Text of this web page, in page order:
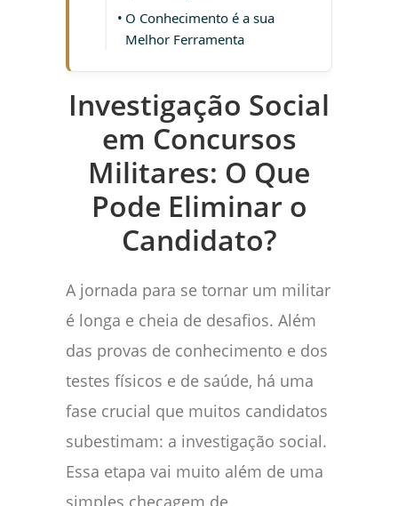
O Conhecimento é a sua
Melhor Ferramenta
Investigação Social
em Concursos
Militares: O Que
Pode Eliminar o
Candidato?
A jornada para se tornar um militar
é longa e cheia de desafios. Além
das provas de conhecimento e dos
testes físicos e de saúde, há uma
fase crucial que muitos candidatos
subestimam: a investigação social.
Essa etapa vai muito além de uma
simples checagem de